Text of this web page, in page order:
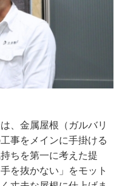
、金属屋根（ガルバリ
事をメインに手掛ける
ちを第一に考えた提
を抜かない」をモット